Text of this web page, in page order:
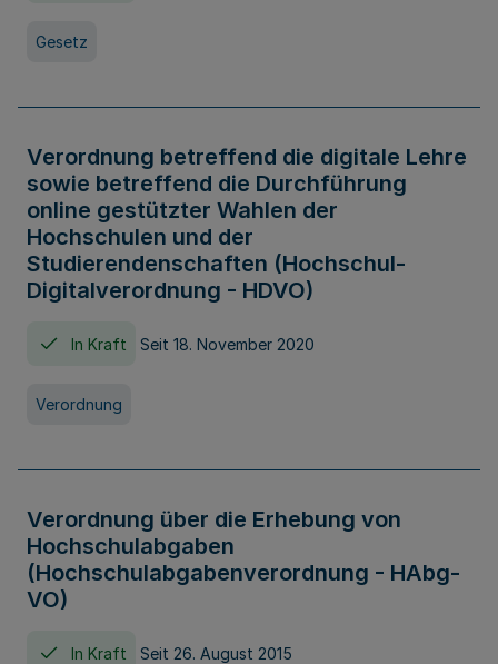
Gesetz
Verordnung betreffend die digitale Lehre
sowie betreffend die Durchführung
online gestützter Wahlen der
Hochschulen und der
Studierendenschaften (Hochschul-
Digitalverordnung - HDVO)
In Kraft Seit 18. November 2020
Verordnung
Verordnung über die Erhebung von
Hochschulabgaben
(Hochschulabgabenverordnung - HAbg-
VO)
In Kraft Seit 26. August 2015